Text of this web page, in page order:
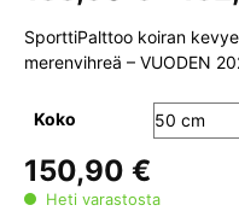
SporttiPalttoo koiran
merenvihreä – VUODEN
Koko
150,90 €
Heti varastosta